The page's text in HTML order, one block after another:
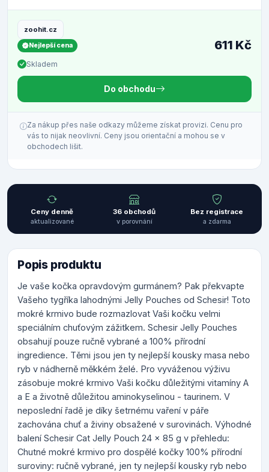
zoohit.cz
Nejlepší cena
Skladem
611 Kč
Do obchodu
Za nákup přes naše odkazy můžeme získat provizi. Cenu pro
vás to nijak neovlivní. Ceny jsou orientační a mohou se v
obchodech lišit.
Ceny denně
aktualizované
36 obchodů
v porovnání
Bez registrace
a zdarma
Popis produktu
Je vaše kočka opravdovým gurmánem? Pak překvapte
Vašeho tygříka lahodnými Jelly Pouches od Schesir! Toto
mokré krmivo bude rozmazlovat Vaši kočku velmi
speciálním chuťovým zážitkem. Schesir Jelly Pouches
obsahují pouze ručně vybrané a 100% přírodní
ingredience. Těmi jsou jen ty nejlepší kousky masa nebo
ryb v nádherně měkkém želé. Pro vyváženou výživu
zásobuje mokré krmivo Vaši kočku důležitými vitamíny A
a E a životně důležitou aminokyselinou - taurinem. V
neposlední řadě je díky šetrnému vaření v páře
zachována chuť a živiny obsažené v surovinách. Výhodné
balení Schesir Cat Jelly Pouch 24 x 85 g v přehledu:
Chutné mokré krmivo pro dospělé kočky 100% přírodní
suroviny: ručně vybrané, jen ty nejlepší kousky ryb nebo